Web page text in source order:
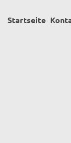
Startseite